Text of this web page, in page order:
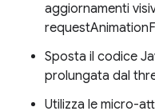
aggiornamenti
Sposta il codice
prolungata dal
Utilizza le micro-